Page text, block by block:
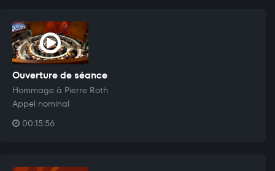
Ouverture de séance
Hommage à Pierre Roth
Appel nominal
00:15:56